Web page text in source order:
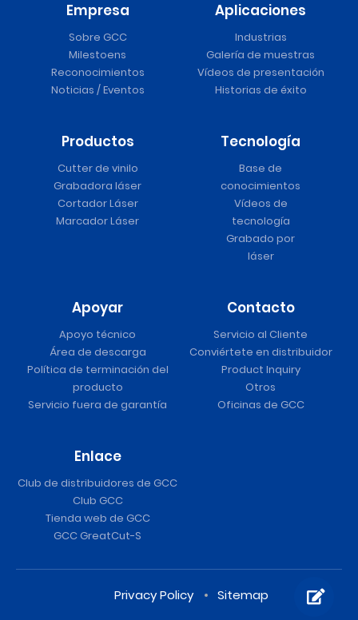
Empresa
Sobre GCC
Milestoens
Reconocimientos
Noticias / Eventos
Aplicaciones
Industrias
Galería de muestras
Vídeos de presentación
Historias de éxito
Productos
Cutter de vinilo
Grabadora láser
Cortador Láser
Marcador Láser
Tecnología
Base de
conocimientos
Vídeos de
tecnología
Grabado por
láser
Apoyar
Apoyo técnico
Área de descarga
Política de terminación del
producto
Servicio fuera de garantía
Contacto
Servicio al Cliente
Conviértete en distribuidor
Product Inquiry
Otros
Oficinas de GCC
Enlace
Club de distribuidores de GCC
Club GCC
Tienda web de GCC
GCC GreatCut-S
Privacy Policy Sitemap